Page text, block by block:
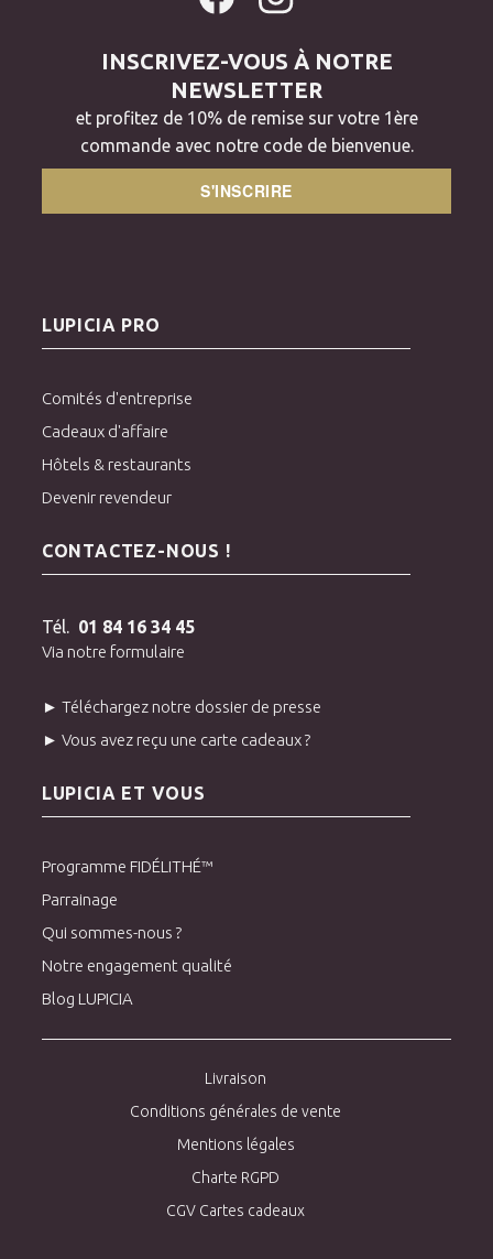
INSCRIVEZ-VOUS À NOTRE
NEWSLETTER
et profitez de 10% de remise sur votre 1ère
commande avec notre code de bienvenue.
S'INSCRIRE
LUPICIA PRO
Comités d'entreprise
Cadeaux d'affaire
Hôtels & restaurants
Devenir revendeur
CONTACTEZ-NOUS !
Tél. 01 84 16 34 45
Via notre formulaire
► Téléchargez notre dossier de presse
► Vous avez reçu une carte cadeaux ?
LUPICIA ET VOUS
Programme FIDÉLITHÉ™
Parrainage
Qui sommes-nous ?
Notre engagement qualité
Blog LUPICIA
Livraison
Conditions générales de vente
Mentions légales
Charte RGPD
CGV Cartes cadeaux